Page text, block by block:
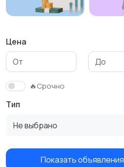
Цена
🔥Срочно
Тип
Не выбрано
Показать объявления